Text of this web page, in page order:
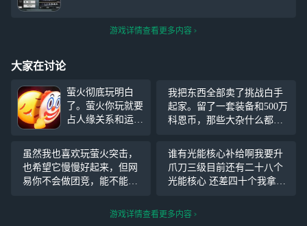
游戏详情查看更多内容
大家在讨论
萤火彻底玩明白
了。萤火你玩就要
占人缘关系和运
核游戏，技术好没
用。就像我从来没
有人给我送过东
西，所以我的仓库
打到现在也才差不
我把东西全部卖了挑战白手
起家。留了一套装备和500万
科恩币，那些大杂什么都没
大闸也是装满了。
虽然我也喜欢玩萤火突击，
也希望它慢慢好起来，但网
易你不会做团竞，能不能别
都快疯掉了，我一个连擂钻
谁有光能核心补给啊我要升
爪刀三级目前还有二十八个
光能核心 还差四十个我拿高
的萤火姓名
游戏详情查看更多内容